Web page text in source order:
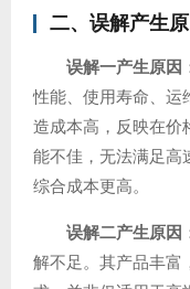
二、误解产生
误解一产生原因
性能、使用寿命、运
造成本高，反映在价
能不佳，无法满足高
综合成本更高。
误解二产生原因
解不足。其产品丰富